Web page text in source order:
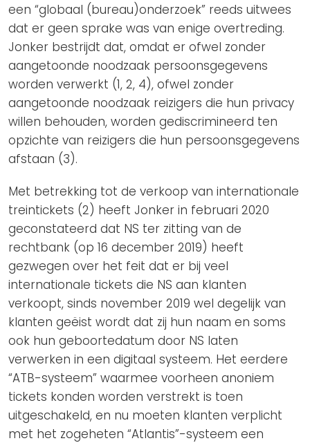
een “globaal (bureau)onderzoek” reeds uitwees
dat er geen sprake was van enige overtreding.
Jonker bestrijdt dat, omdat er ofwel zonder
aangetoonde noodzaak persoonsgegevens
worden verwerkt (1, 2, 4), ofwel zonder
aangetoonde noodzaak reizigers die hun privacy
willen behouden, worden gediscrimineerd ten
opzichte van reizigers die hun persoonsgegevens
afstaan (3).
Met betrekking tot de verkoop van internationale
treintickets (2) heeft Jonker in februari 2020
geconstateerd dat NS ter zitting van de
rechtbank (op 16 december 2019) heeft
gezwegen over het feit dat er bij veel
internationale tickets die NS aan klanten
verkoopt, sinds november 2019 wel degelijk van
klanten geëist wordt dat zij hun naam en soms
ook hun geboortedatum door NS laten
verwerken in een digitaal systeem. Het eerdere
“ATB-systeem” waarmee voorheen anoniem
tickets konden worden verstrekt is toen
uitgeschakeld, en nu moeten klanten verplicht
met het zogeheten “Atlantis”-systeem een